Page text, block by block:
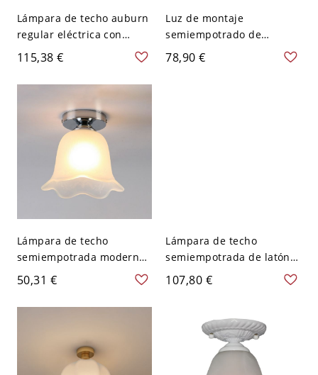
Lámpara de techo auburn
regular eléctrica con
cableado directo para
LED, con pantalla de vidrio
en estilo simplista, 110V-
115,38 €
Luz de montaje
semiempotrado de
aleación floral,
LED/incandescente/fluore
78,90 €
Lámpara de techo
semiempotrada moderna
de plata con 1 pantalla de
vidrio - 110 A 120 V Flor
50,31 €
Lámpara de techo
semiempotrada de latón
elegante con pantalla de
vidrio para estilo
Trompeta Claro y
texturizado
107,80 €